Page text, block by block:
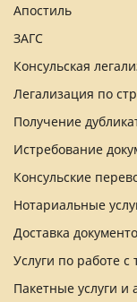
Апостиль
ЗАГС
Консульская
Легализация по
Получение
Истребование
Консульские
Нотариальные
Доставка
Услуги по работе с
Пакетные услуги и